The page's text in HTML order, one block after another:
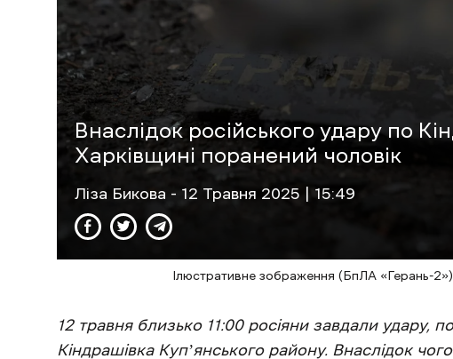
Внаслідок російського удару по
Харківщині поранений чоловік
Ліза Бикова - 12 Травня 2025 | 15:49
Ілюстративне зображення (БпЛА «Герань-
12 травня близько 11:00 росіяни завдали удару,
Кіндрашівка Купʼянського району. Внаслідок